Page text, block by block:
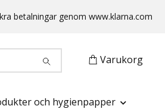
betalningar genom www.klarna.com
Varukorg
och hygienpapper